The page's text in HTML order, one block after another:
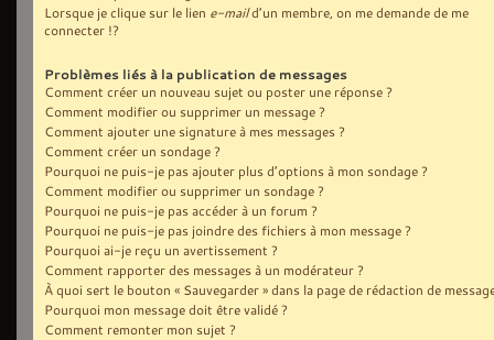
Lorsque je clique sur le lien e-maild’un membre, on me demande de me
connecter !?
Problèmes liés à la publication de messages
Comment créer un nouveau sujet ou poster une réponse ?
Comment modifier ou supprimer un message ?
Comment ajouter une signature à mes messages ?
Comment créer un sondage ?
Pourquoi ne puis-je pas ajouter plus d’options à mon sondage ?
Comment modifier ou supprimer un sondage ?
Pourquoi ne puis-je pas accéder à un forum ?
Pourquoi ne puis-je pas joindre des fichiers à mon message ?
Pourquoi ai-je reçu un avertissement ?
Comment rapporter des messages à un modérateur ?
À quoi sert le bouton « Sauvegarder » dans la page de rédaction de
Pourquoi mon message doit être validé ?
Comment remonter mon sujet ?